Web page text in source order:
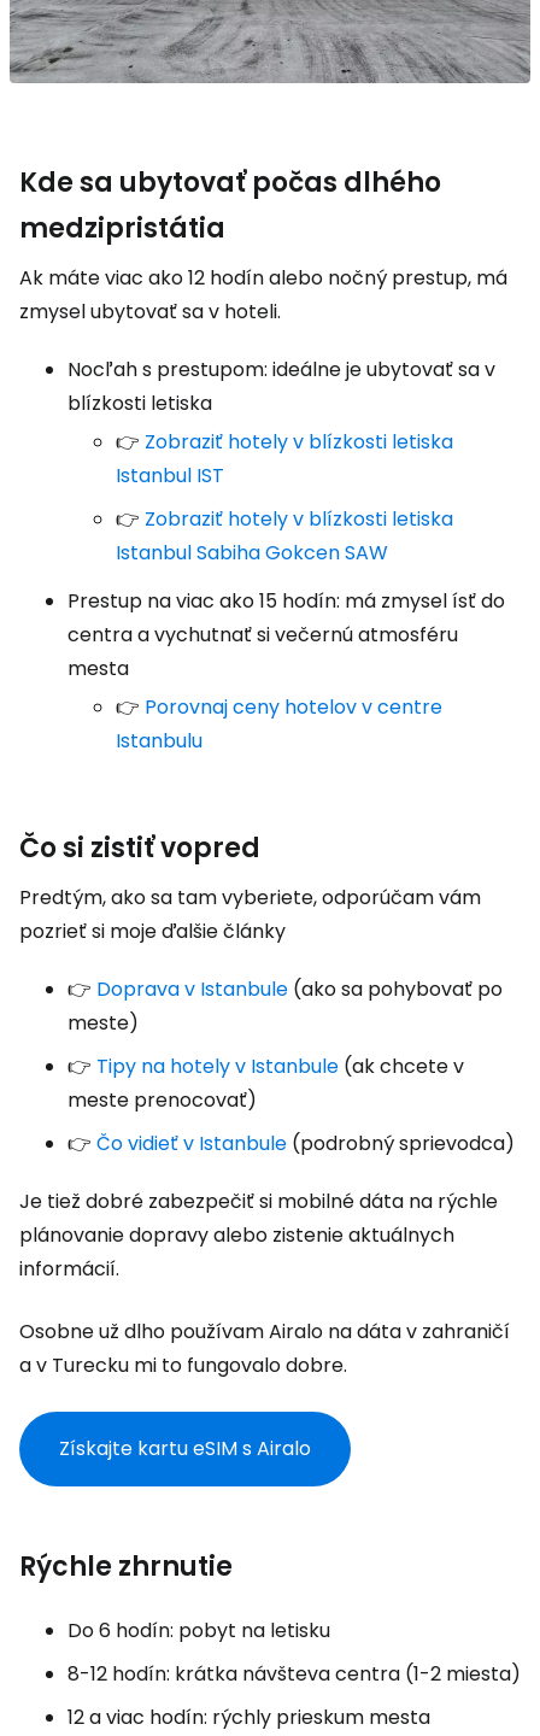
Kde sa ubytovať počas dlhého
medzipristátia
Ak máte viac ako 12 hodín alebo nočný prestup, má
zmysel ubytovať sa v hoteli.
Nocľah s prestupom: ideálne je ubytovať sa v
blízkosti letiska
👉 Zobraziť hotely v blízkosti letiska
Istanbul IST
👉 Zobraziť hotely v blízkosti letiska
Istanbul Sabiha Gokcen SAW
Prestup na viac ako 15 hodín: má zmysel ísť do
centra a vychutnať si večernú atmosféru
mesta
👉 Porovnaj ceny hotelov v centre
Istanbulu
Čo si zistiť vopred
Predtým, ako sa tam vyberiete, odporúčam vám
pozrieť si moje ďalšie články
👉 Doprava v Istanbule (ako sa pohybovať po
meste)
👉 Tipy na hotely v Istanbule (ak chcete v
meste prenocovať)
👉 Čo vidieť v Istanbule (podrobný sprievodca)
Je tiež dobré zabezpečiť si mobilné dáta na rýchle
plánovanie dopravy alebo zistenie aktuálnych
informácií.
Osobne už dlho používam Airalo na dáta v zahraničí
a v Turecku mi to fungovalo dobre.
Získajte kartu eSIM s Airalo
Rýchle zhrnutie
Do 6 hodín: pobyt na letisku
8-12 hodín: krátka návšteva centra (1-2 miesta)
12 a viac hodín: rýchly prieskum mesta